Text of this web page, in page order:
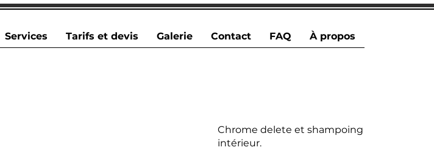
Services Tarifs et devis Galerie Contact FAQ À propos
Chrome delete et shampoing
intérieur.